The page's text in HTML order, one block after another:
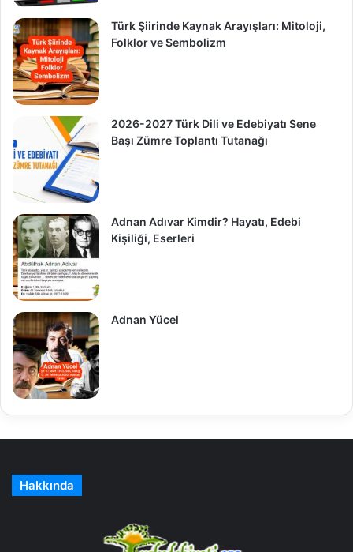
Türk Şiirinde Kaynak Arayışları: Mitoloji,
Folklor ve Sembolizm
2026-2027 Türk Dili ve Edebiyatı Sene
Başı Zümre Toplantı Tutanağı
Adnan Adıvar Kimdir? Hayatı, Edebi
Kişiliği, Eserleri
Adnan Yücel
Hakkında